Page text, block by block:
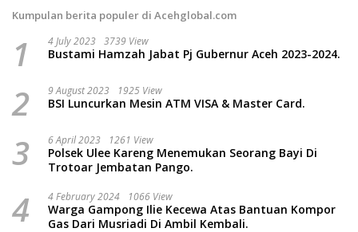
Kumpulan berita populer di Acehglobal.com
1 4 July 2023 3739 View
Bustami Hamzah Jabat Pj Gubernur Aceh 2023-2024.
2 9 August 2023 1925 View
BSI Luncurkan Mesin ATM VISA & Master Card.
3 6 April 2023 1261 View
Polsek Ulee Kareng Menemukan Seorang Bayi Di
Trotoar Jembatan Pango.
4 4 February 2024 1066 View
Warga Gampong Ilie Kecewa Atas Bantuan Kompor
Gas Dari Musriadi Di Ambil Kembali.